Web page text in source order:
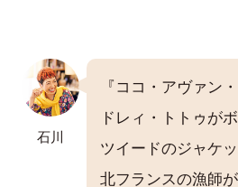
石川
『ココ・アヴァン
ドレィ・トトゥが
ツイードのジャケ
北フランスの漁師